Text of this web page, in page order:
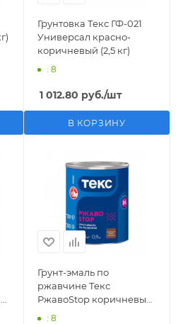
Грунтовка Текс ГФ-021
Универсал красно-
коричневый (2,5 кг)
: 8
1 012.80 руб./шт
В КОРЗИНУ
Грунт-эмаль по
ржавчине Текс
РжавоStop коричневый
(0,9 кг)
: 8